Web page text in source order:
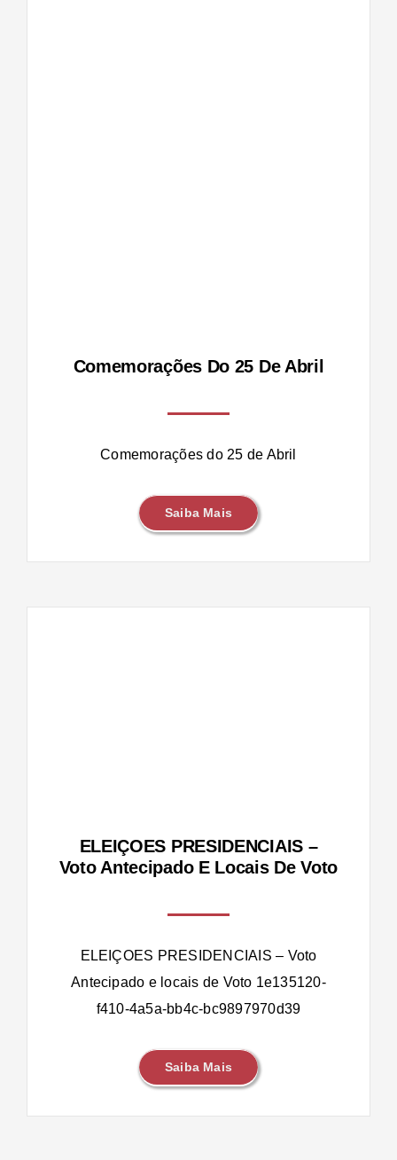
Comemorações Do 25 De Abril
Comemorações do 25 de Abril
Saiba Mais
ELEIÇOES PRESIDENCIAIS –
Voto Antecipado E Locais De Voto
ELEIÇOES PRESIDENCIAIS – Voto
Antecipado e locais de Voto 1e135120-
f410-4a5a-bb4c-bc9897970d39
Saiba Mais